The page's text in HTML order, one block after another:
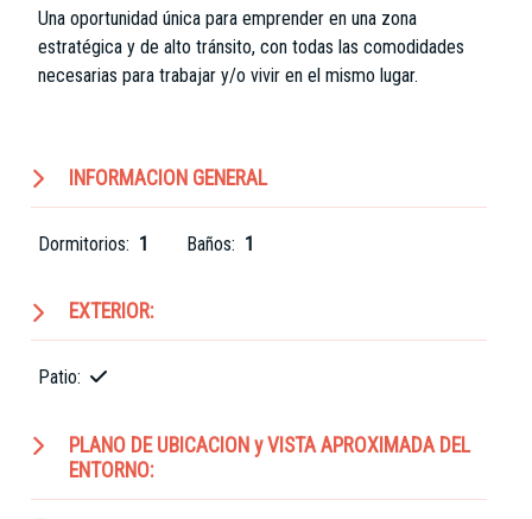
Una oportunidad única para emprender en una zona
estratégica y de alto tránsito, con todas las comodidades
necesarias para trabajar y/o vivir en el mismo lugar.
INFORMACION GENERAL
Dormitorios: 1 Baños: 1
EXTERIOR:
Patio:
PLANO DE UBICACION y VISTA APROXIMADA DEL
ENTORNO: